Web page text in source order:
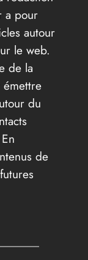
a pour
autour
le web.
de la
du
de